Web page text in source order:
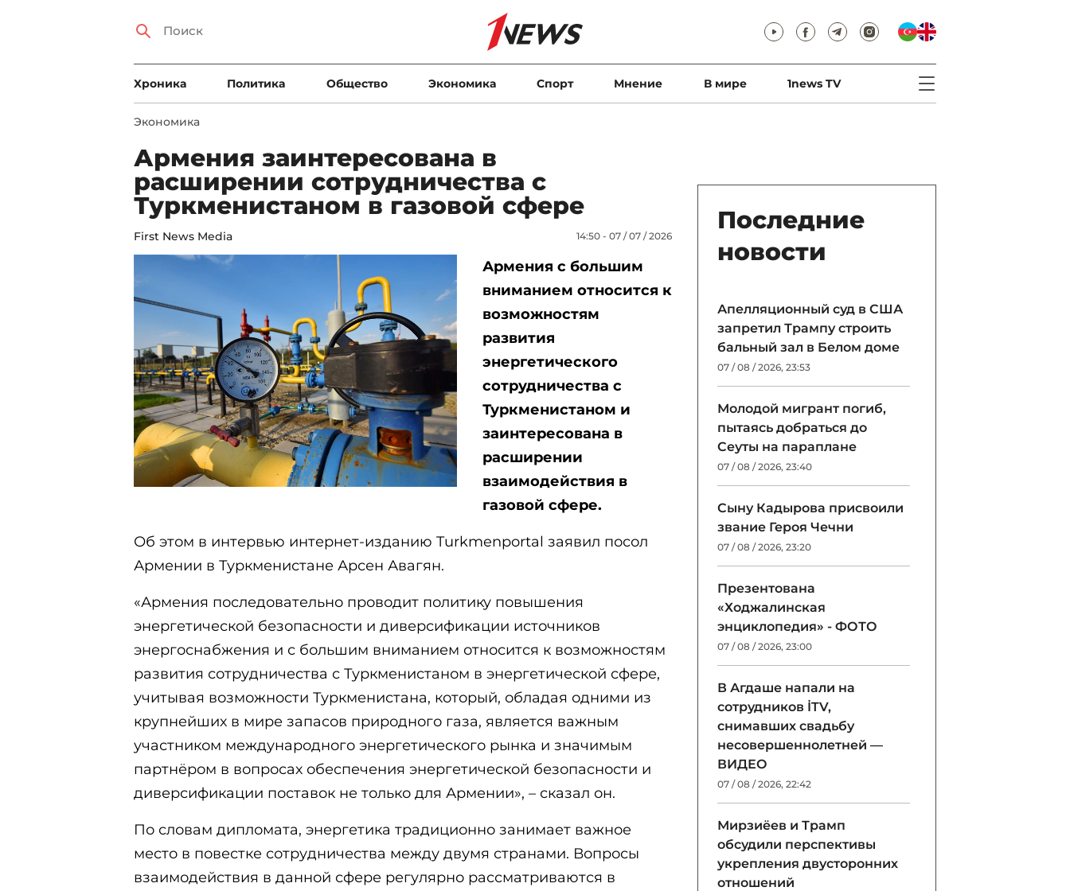
Xроника Политика Общество Экономика Спорт Мнение В мире 1news TV
Экономика
Армения заинтересована в
расширении сотрудничества с
Туркменистаном в газовой сфере
First News Media 14:50 - 07 / 07 / 2026
Армения с большим
вниманием относится к
возможностям
развития
энергетического
сотрудничества с
Туркменистаном и
заинтересована в
расширении
взаимодействия в
газовой сфере.
Об этом в интервью интернет-изданию Turkmenportal заявил посол
Армении в Туркменистане Арсен Авагян.
«Армения последовательно проводит политику повышения
энергетической безопасности и диверсификации источников
энергоснабжения и с большим вниманием относится к возможностям
развития сотрудничества с Туркменистаном в энергетической сфере,
учитывая возможности Туркменистана, который, обладая одними из
крупнейших в мире запасов природного газа, является важным
участником международного энергетического рынка и значимым
партнёром в вопросах обеспечения энергетической безопасности и
диверсификации поставок не только для Армении», – сказал он.
По словам дипломата, энергетика традиционно занимает важное
место в повестке сотрудничества между двумя странами. Вопросы
взаимодействия в данной сфере регулярно рассматриваются в
Последние
новости
Апелляционный суд в США
запретил Трампу строить
бальный зал в Белом доме
07 / 08 / 2026, 23:53
Молодой мигрант погиб,
пытаясь добраться до
Сеуты на параплане
07 / 08 / 2026, 23:40
Сыну Кадырова присвоили
звание Героя Чечни
07 / 08 / 2026, 23:20
Презентована
«Ходжалинская
энциклопедия» - ФОТО
07 / 08 / 2026, 23:00
В Агдаше напали на
сотрудников İTV,
снимавших свадьбу
несовершеннолетней —
ВИДЕО
07 / 08 / 2026, 22:42
Мирзиёев и Трамп
обсудили перспективы
укрепления двусторонних
отношений